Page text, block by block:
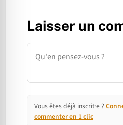
Laisser un
Commentaire
Vous êtes déjà inscrit·e ?
commenter en 1 clic